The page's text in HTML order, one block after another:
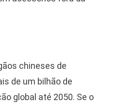
chineses de
de um bilhão de
global até 2050. Se o